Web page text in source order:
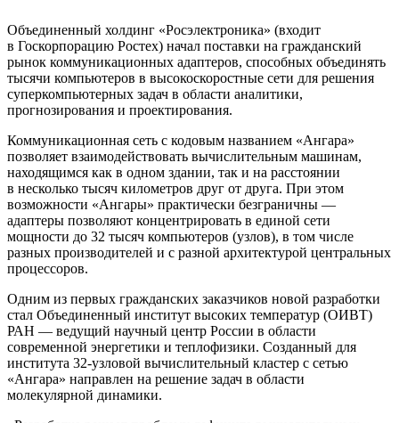
Объединенный холдинг «Росэлектроника» (входит
в Госкорпорацию Ростех) начал поставки на гражданский
рынок коммуникационных адаптеров, способных объединять
тысячи компьютеров в высокоскоростные сети для решения
суперкомпьютерных задач в области аналитики,
прогнозирования и проектирования.
Коммуникационная сеть с кодовым названием «Ангара»
позволяет взаимодействовать вычислительным машинам,
находящимся как в одном здании, так и на расстоянии
в несколько тысяч километров друг от друга. При этом
возможности «Ангары» практически безграничны —
адаптеры позволяют концентрировать в единой сети
мощности до 32 тысяч компьютеров (узлов), в том числе
разных производителей и с разной архитектурой центральных
процессоров.
Одним из первых гражданских заказчиков новой разработки
стал Объединенный институт высоких температур (ОИВТ)
РАН — ведущий научный центр России в области
современной энергетики и теплофизики. Созданный для
института 32-узловой вычислительный кластер с сетью
«Ангара» направлен на решение задач в области
молекулярной динамики.